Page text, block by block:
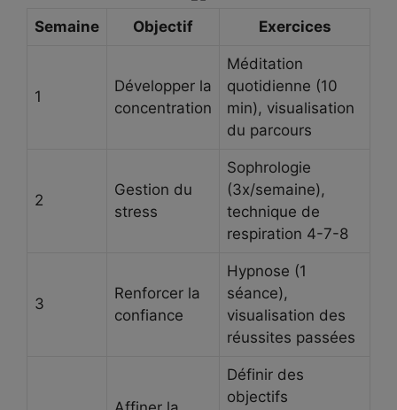
Semaine Objectif Exercices
1
Développer la
concentration
Méditation
quotidienne (10
min), visualisation
du parcours
2
Gestion du
stress
Sophrologie
(3x/semaine),
technique de
respiration 4-7-8
3
Renforcer la
confiance
Hypnose (1
séance),
visualisation des
réussites passées
Définir des
objectifs